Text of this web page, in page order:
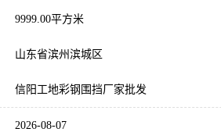
9999.00平方米
山东省滨州滨城区
信阳工地彩钢围挡厂家批发
2026-08-07